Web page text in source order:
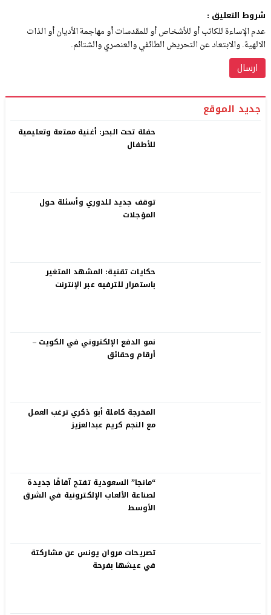
شروط التعليق :
عدم الإساءة للكاتب أو للأشخاص أو للمقدسات أو مهاجمة الأديان أو الذات
الالهية. والابتعاد عن التحريض الطائفي والعنصري والشتائم.
جديد الموقع
حفلة تحت البحر: أغنية ممتعة وتعليمية
للأطفال
توقف جديد للدوري وأسئلة حول
المؤجلات
حكايات تقنية: المشهد المتغير
باستمرار للترفيه عبر الإنترنت
نمو الدفع الإلكتروني في الكويت –
أرقام وحقائق
المخرجة كاملة أبو ذكري ترغب العمل
مع النجم كريم عبدالعزيز
“مانجا” السعودية تفتح آفاقًا جديدة
لصناعة الألعاب الإلكترونية في الشرق
الأوسط
تصريحات مروان يونس عن مشاركتة
في عيشها بفرحة